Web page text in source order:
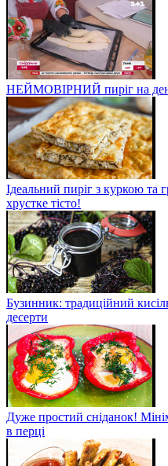
НЕЙМОВІРНИЙ пиріг на день
Ідеальний пиріг з куркою
хрустке тісто!
Бузинник: традиційний
десерти
Дуже простий сніданок!
в перці